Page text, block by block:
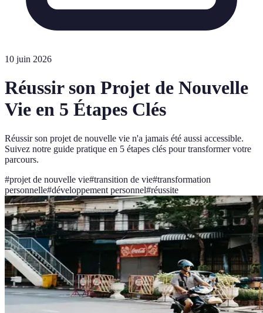
10 juin 2026
Réussir son Projet de Nouvelle
Vie en 5 Étapes Clés
Réussir son projet de nouvelle vie n'a jamais été aussi accessible.
Suivez notre guide pratique en 5 étapes clés pour transformer votre
parcours.
#projet de nouvelle vie#transition de vie#transformation
personnelle#développement personnel#réussite